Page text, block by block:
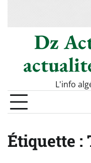
Dz
L'info
Étiquette :